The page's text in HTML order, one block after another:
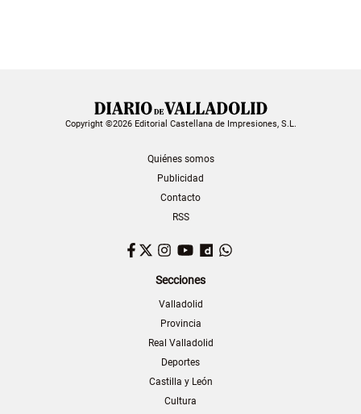
Copyright ©2026 Editorial Castellana de Impresiones, S.L.
Quiénes somos
Publicidad
Contacto
RSS
Facebook
TwitterInstagram
YouTubeDailymotion
Secciones
Valladolid
Provincia
Real Valladolid
Deportes
Castilla y León
Cultura